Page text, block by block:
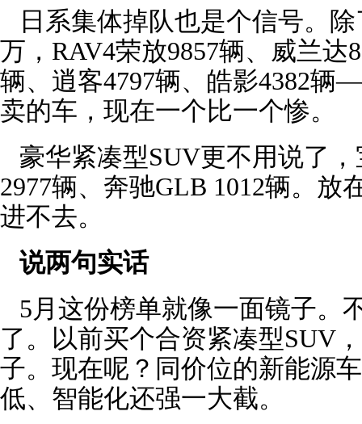
日系集体掉队也是个信号。
万，RAV4荣放9857辆、威兰达
辆、逍客4797辆、皓影4382
卖的车，现在一个比一个惨。
豪华紧凑型SUV更不用说了，
2977辆、奔驰GLB 1012辆。放
进不去。
说两句实话
5月这份榜单就像一面镜子。
了。以前买个合资紧凑型SUV
子。现在呢？同价位的新能源
低、智能化还强一大截。